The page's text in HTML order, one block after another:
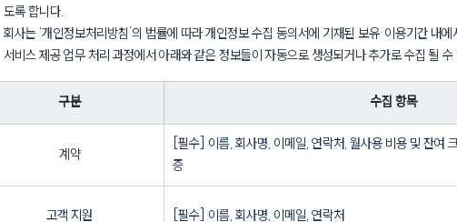
도록 합니다.
회사는 ‘개인정보처리방침’의 법률에 따라 개인정보 수집 동의서에 기재된 보유·이용기간 내
서비스 제공 업무 처리 과정에서 아래와 같은 정보들이 자동으로 생성되거나 추가로 수집 될 수
구분 수집 항목
계약
필수] 이름, 회사명, 이메일, 연락처, 월사용 비용 및 잔여
증
고객 지원
필수] 이름, 회사명, 이메일, 연락처